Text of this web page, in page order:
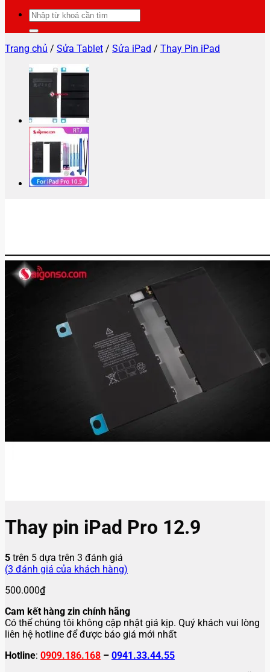
Tìm
kiếm:
Trang chủ / Sửa Tablet / Sửa iPad / Thay Pin iPad
Thay pin iPad Pro 12.9
5 trên 5 dựa trên 3 đánh giá
(3 đánh giá của khách hàng)
500.000₫
Cam kết hàng zin chính hãng
Có thể chúng tôi không cập nhật giá kịp. Quý khách vui lòng
liên hệ hotline để được báo giá mới nhất
Hotline: 0909.186.168 – 0941.33.44.55